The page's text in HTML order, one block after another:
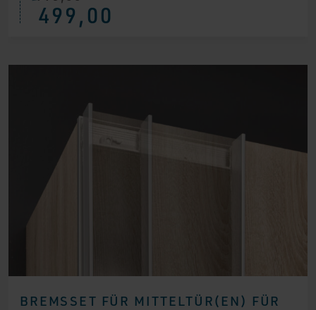
Preis
war:
499,00
Preis
BREMSSET FÜR MITTELTÜR(EN) FÜR